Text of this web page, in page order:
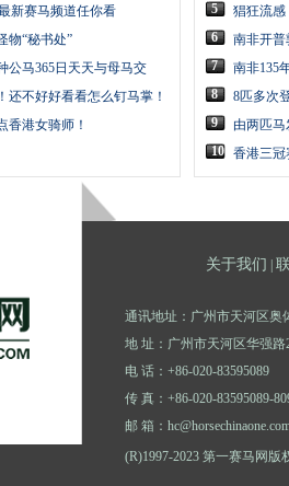
新赛马频道任你看
物“秘书处”
公马365日天天与母马交
还不好好看看怎么钉马掌！
香港女骑师！
5
猖狂流感
6
南非开普
7
南非135
8
8匹多次
9
由两匹
10 香港三冠
关于我们
通讯地址：广州市天河区奥
地 址：广州市天河区华强路
电 话：+86-020-83595089
传 真：+86-020-83595089-
邮 箱：
(R)1997-2023 第一赛马网版